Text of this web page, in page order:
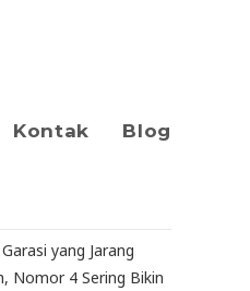
Kontak Blog
yang Jarang
Nomor 4 Sering Bikin